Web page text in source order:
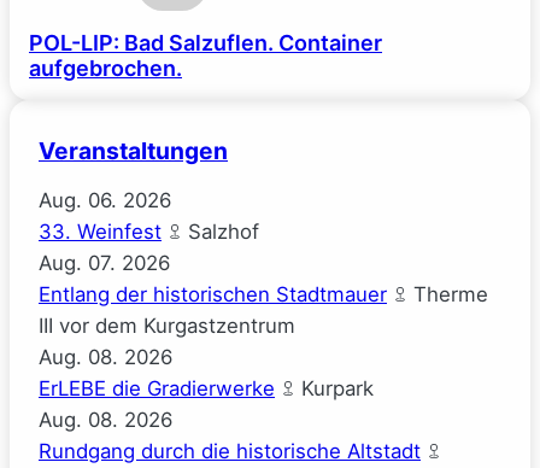
POL-LIP: Bad Salzuflen. Container
aufgebrochen.
Veranstaltungen
Aug. 06. 2026
33. Weinfest
Salzhof
Aug. 07. 2026
Entlang der historischen Stadtmauer
Therme
III vor dem Kurgastzentrum
Aug. 08. 2026
ErLEBE die Gradierwerke
Kurpark
Aug. 08. 2026
Rundgang durch die historische Altstadt